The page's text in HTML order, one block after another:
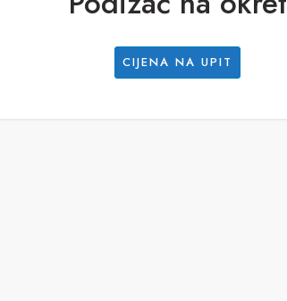
CIJENA NA UPIT